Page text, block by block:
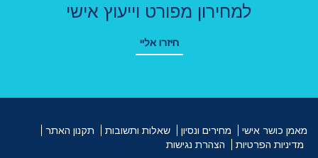
למחירון מפורט וייעוץ אישי
חיזרו אליי
מאמן כושר אישי מחירים ונסיון שאלות ותשובות
תקנון האתר
מדיניות הפרטיות
הצהרת נגישות